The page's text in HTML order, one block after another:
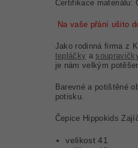
Certifikace materiálu:
Na vaše přání ušito
Jako rodinná firma z
tepláčky a
je nám velkým
Barevné a potištěné
potisku.
Čepice Hippokids
velikost 41